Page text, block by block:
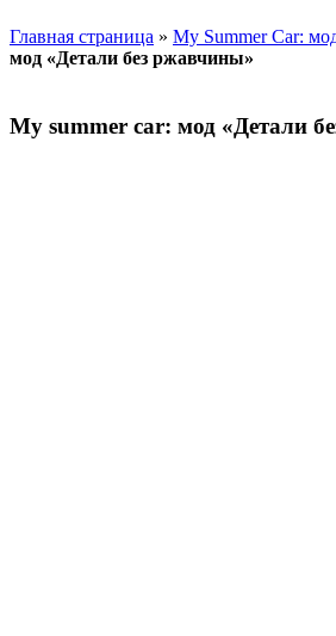
Главная страница » My Summer Car:
мод «Детали без ржавчины»
My summer car: мод «Детали